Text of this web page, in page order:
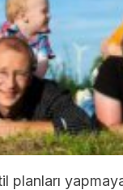
planları